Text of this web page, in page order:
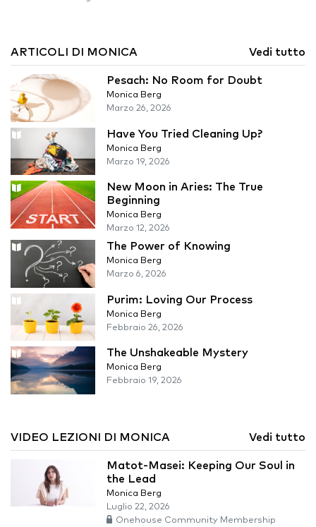
ARTICOLI DI MONICA Vedi tutto
Pesach: No Room for Doubt
Monica Berg
Marzo 26, 2026
Have You Tried Cleaning Up?
Monica Berg
Marzo 19, 2026
New Moon in Aries: The True
Beginning
Monica Berg
Marzo 12, 2026
The Power of Knowing
Monica Berg
Marzo 6, 2026
Purim: Loving Our Process
Monica Berg
Febbraio 26, 2026
The Unshakeable Mystery
Monica Berg
Febbraio 19, 2026
VIDEO LEZIONI DI MONICA Vedi tutto
Matot-Masei: Keeping Our Soul in
the Lead
Monica Berg
Luglio 22, 2026
Onehouse Community Membership